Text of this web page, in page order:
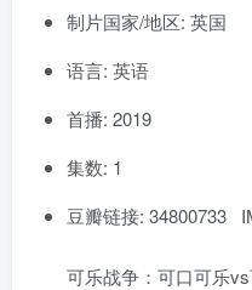
制片国家/地区: 英国
语言: 英语
首播: 2019
集数: 1
豆瓣链接: 34800733
可乐战争：可口可乐